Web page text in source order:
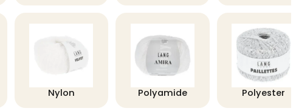
Nylon Polyamide Polyester